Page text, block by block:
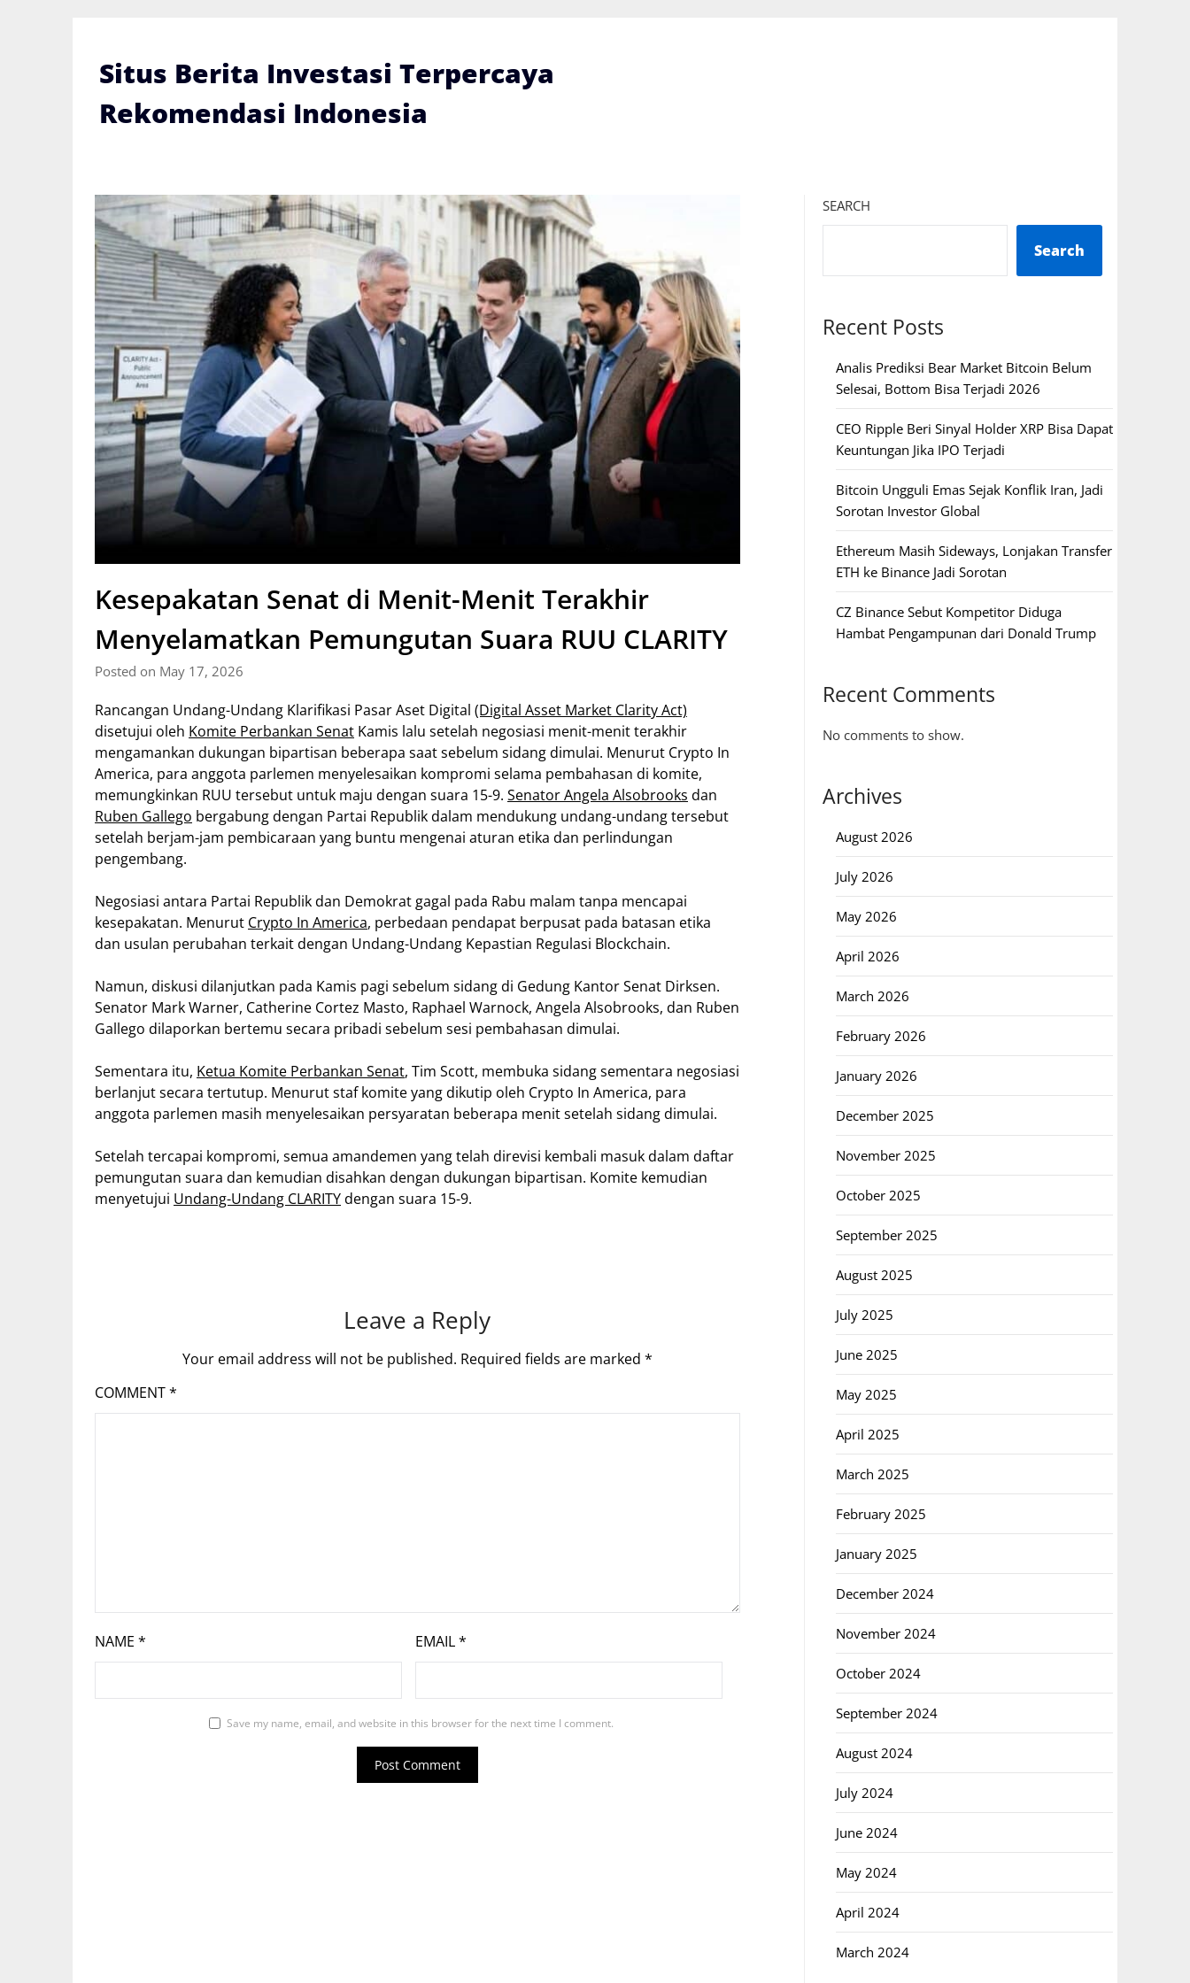
Situs Berita Investasi Terpercaya
Rekomendasi Indonesia
Kesepakatan Senat di Menit-Menit Terakhir
Menyelamatkan Pemungutan Suara RUU CLARITY
Posted on May 17, 2026
Rancangan Undang-Undang Klarifikasi Pasar Aset Digital (Digital Asset Market Clarity Act)
disetujui oleh Komite Perbankan Senat Kamis lalu setelah negosiasi menit-menit terakhir
mengamankan dukungan bipartisan beberapa saat sebelum sidang dimulai. Menurut Crypto In
America, para anggota parlemen menyelesaikan kompromi selama pembahasan di komite,
memungkinkan RUU tersebut untuk maju dengan suara 15-9. Senator Angela Alsobrooks dan
Ruben Gallego bergabung dengan Partai Republik dalam mendukung undang-undang tersebut
setelah berjam-jam pembicaraan yang buntu mengenai aturan etika dan perlindungan
pengembang.
Negosiasi antara Partai Republik dan Demokrat gagal pada Rabu malam tanpa mencapai
kesepakatan. Menurut Crypto In America, perbedaan pendapat berpusat pada batasan etika
dan usulan perubahan terkait dengan Undang-Undang Kepastian Regulasi Blockchain.
Namun, diskusi dilanjutkan pada Kamis pagi sebelum sidang di Gedung Kantor Senat Dirksen.
Senator Mark Warner, Catherine Cortez Masto, Raphael Warnock, Angela Alsobrooks, dan Ruben
Gallego dilaporkan bertemu secara pribadi sebelum sesi pembahasan dimulai.
Sementara itu, Ketua Komite Perbankan Senat, Tim Scott, membuka sidang sementara negosiasi
berlanjut secara tertutup. Menurut staf komite yang dikutip oleh Crypto In America, para
anggota parlemen masih menyelesaikan persyaratan beberapa menit setelah sidang dimulai.
Setelah tercapai kompromi, semua amandemen yang telah direvisi kembali masuk dalam daftar
pemungutan suara dan kemudian disahkan dengan dukungan bipartisan. Komite kemudian
menyetujui Undang-Undang CLARITYdengan suara 15-9.
Leave a Reply
Your email address will not be published. Required fields are marked *
COMMENT*
NAME * EMAIL*
Save my name, email, and website in this browser for the next time I comment.
SEARCH
Search
Recent Posts
Analis Prediksi Bear Market Bitcoin Belum
Selesai, Bottom Bisa Terjadi 2026
CEO Ripple Beri Sinyal Holder XRP Bisa Dapat
Keuntungan Jika IPO Terjadi
Bitcoin Ungguli Emas Sejak Konflik Iran, Jadi
Sorotan Investor Global
Ethereum Masih Sideways, Lonjakan Transfer
ETH ke Binance Jadi Sorotan
CZ Binance Sebut Kompetitor Diduga
Hambat Pengampunan dari Donald Trump
Recent Comments
No comments to show.
Archives
August 2026
July 2026
May 2026
April 2026
March 2026
February 2026
January 2026
December 2025
November 2025
October 2025
September 2025
August 2025
July 2025
June 2025
May 2025
April 2025
March 2025
February 2025
January 2025
December 2024
November 2024
October 2024
September 2024
August 2024
July 2024
June 2024
May 2024
April 2024
March 2024